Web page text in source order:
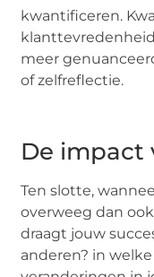
kwantificeren.
meer
of zelfreflectie.
De impact
Ten slotte,
overweeg dan
draagt jouw
anderen? in